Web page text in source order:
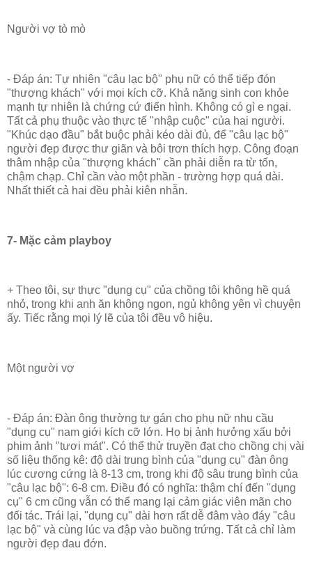
Người vợ tò mò
- Đáp án: Tự nhiên "câu lạc bộ" phụ nữ có thể tiếp đón
"thượng khách" với mọi kích cỡ. Khả năng sinh con khỏe
mạnh tự nhiên là chứng cứ điển hình. Không có gì e ngại.
Tất cả phụ thuộc vào thực tế "nhập cuộc" của hai người.
"Khúc dạo đầu" bắt buộc phải kéo dài đủ, để "câu lạc bộ"
người đẹp được thư giãn và bôi trơn thích hợp. Công đoạn
thâm nhập của "thượng khách" cần phải diễn ra từ tốn,
chậm chạp. Chỉ cần vào một phần - trường hợp quá dài.
Nhất thiết cả hai đều phải kiên nhẫn.
7- Mặc cảm playboy
+ Theo tôi, sự thực "dụng cụ" của chồng tôi không hề quá
nhỏ, trong khi anh ăn không ngon, ngủ không yên vì chuyện
ấy. Tiếc rằng mọi lý lẽ của tôi đều vô hiệu.
Một người vợ
- Đáp án: Đàn ông thường tự gán cho phụ nữ nhu cầu
"dụng cụ" nam giới kích cỡ lớn. Họ bị ảnh hưởng xấu bởi
phim ảnh "tươi mát". Có thể thử truyền đạt cho chồng chị vài
số liệu thống kê: độ dài trung bình của "dụng cụ" đàn ông
lúc cương cứng là 8-13 cm, trong khi độ sâu trung bình của
"câu lạc bộ": 6-8 cm. Điều đó có nghĩa: thậm chí đến "dụng
cụ" 6 cm cũng vẫn có thể mang lại cảm giác viên mãn cho
đối tác. Trái lại, "dụng cụ" dài hơn rất dễ đâm vào đáy "câu
lạc bộ" và cùng lúc va đập vào buồng trứng. Tất cả chỉ làm
người đẹp đau đớn.